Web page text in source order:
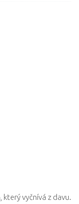
vyčnívá z davu.